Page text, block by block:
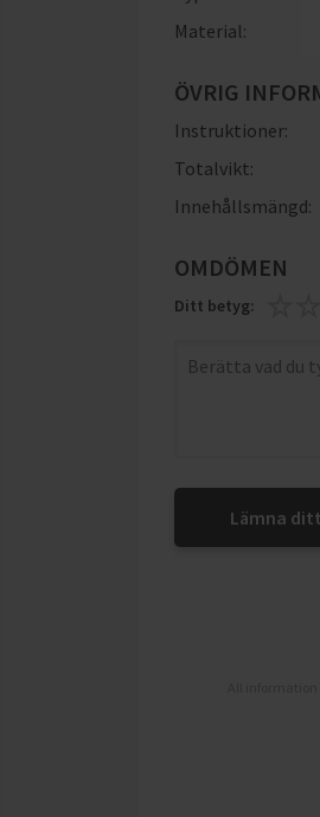
Material:
ÖVRIG
Instruktioner:
Totalvikt:
Innehållsmängd:
OMDÖMEN
Ditt betyg:
Lämna